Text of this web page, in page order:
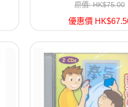
原價: HK$75.00
優惠價